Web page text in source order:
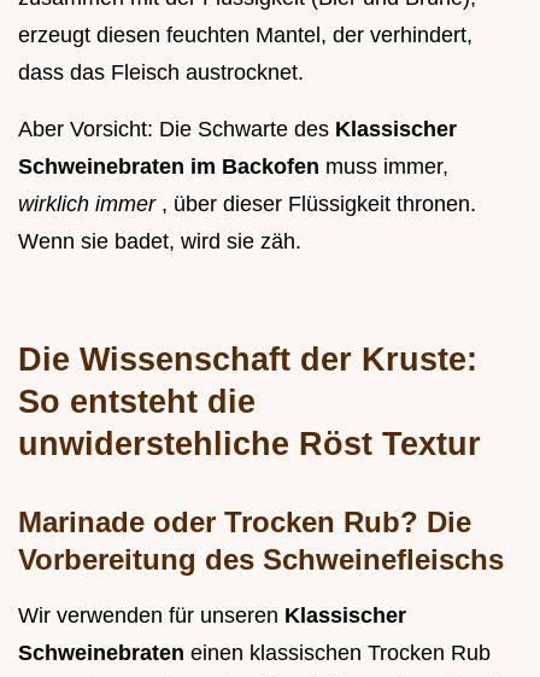
erzeugt diesen feuchten Mantel, der verhindert,
dass das Fleisch austrocknet.
Aber Vorsicht: Die Schwarte des Klassischer
Schweinebraten im Backofen muss immer,
wirklich immer , über dieser Flüssigkeit thronen.
Wenn sie badet, wird sie zäh.
Die Wissenschaft der Kruste:
So entsteht die
unwiderstehliche Röst Textur
Marinade oder Trocken Rub? Die
Vorbereitung des Schweinefleischs
Wir verwenden für unseren Klassischer
Schweinebraten einen klassischen Trocken Rub